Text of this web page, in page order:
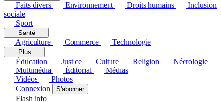
Faits divers Environnement Droits humains
Inclusion
sociale
Sport
Santé
Agriculture Commerce Technologie
Plus
Éducation Justice Culture Religion
Nécrologie
Multimédia
Éditorial
Médias
Vidéos
Photos
Connexion
S'abonner
Flash info